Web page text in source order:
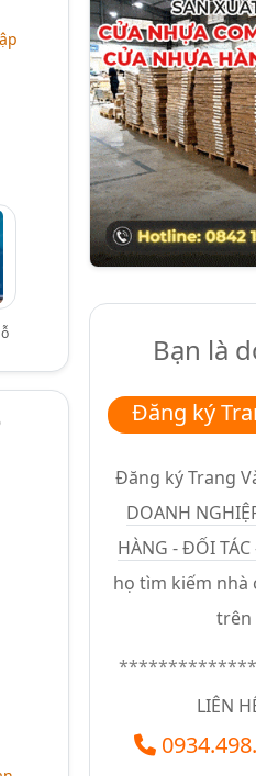
Bạn là
Đăng ký
Đăng ký Trang
DOANH
HÀNG - ĐỐI
họ tìm kiếm nhà
trên
LIÊN